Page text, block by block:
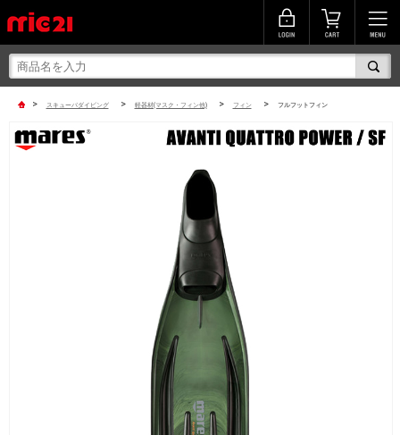
> スキューバダイビング > 軽器材(マスク・フィン他) > フィン > フルフットフィン